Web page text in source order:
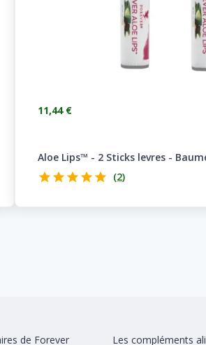
11,44 €
Aloe Lips™ - 2 Sticks levres -
(2)
de Forever
Les compléments